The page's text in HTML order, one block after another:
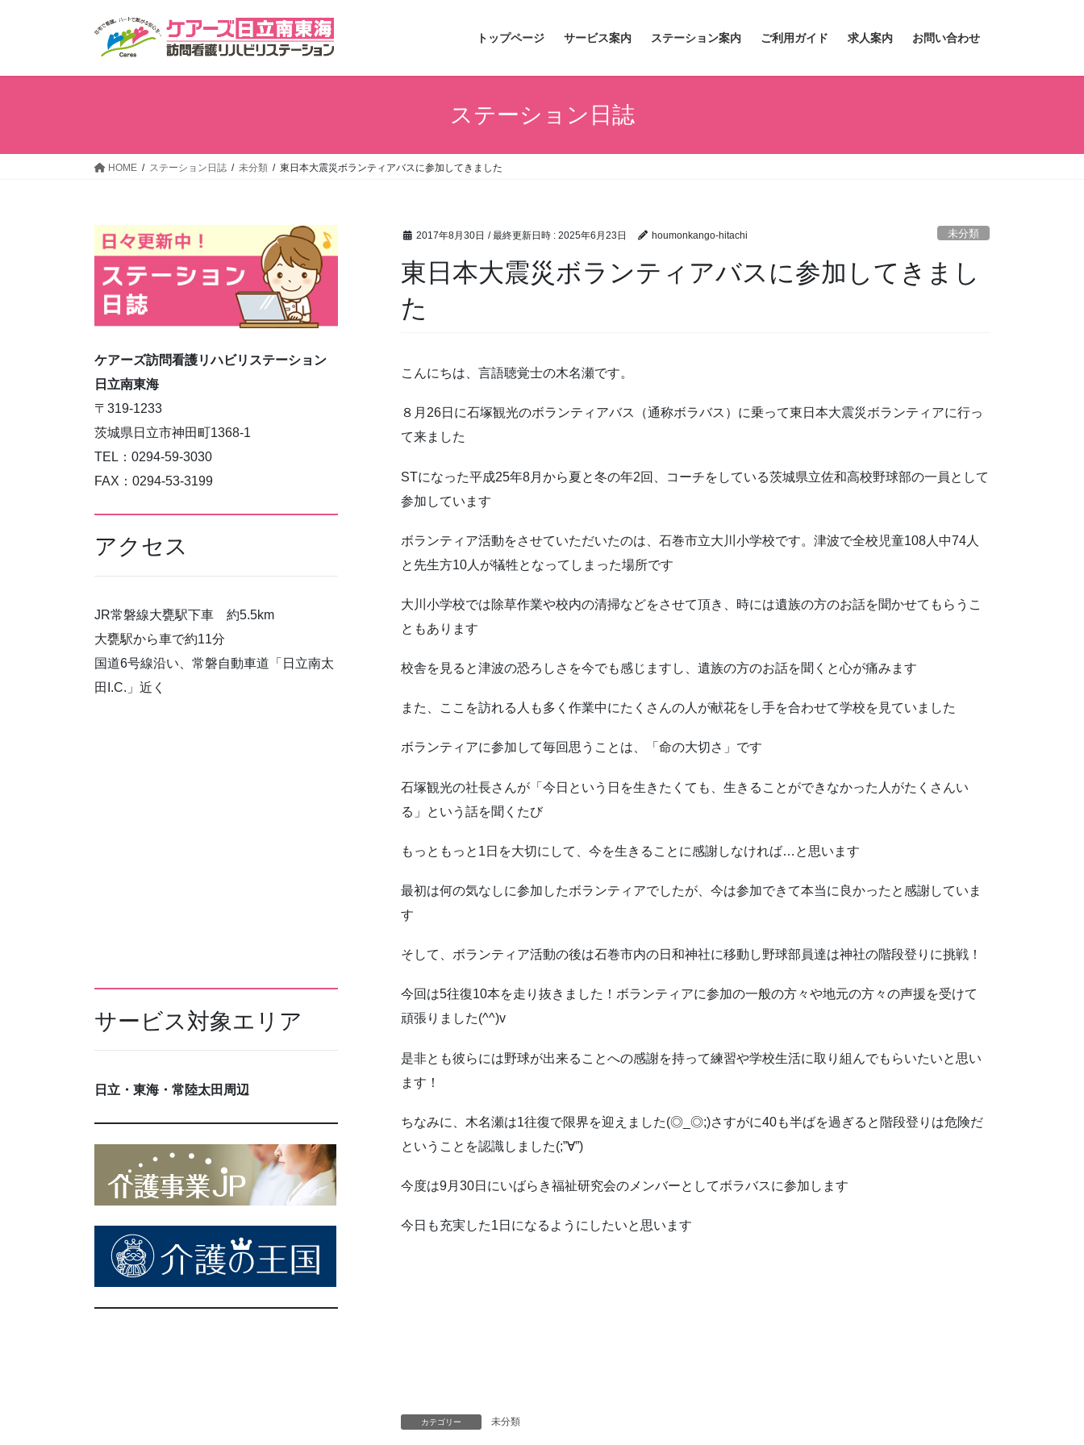
トップページ サービス案内 ステーション案内 ご利用ガイド 求人案内 お問い合わせ
ステーション日誌
HOME ステーション日誌 未分類 東日本大震災ボランティアバスに参加してきました
2017年8月30日 / 最終更新日時 : 2025年6月23日 houmonkango-hitachi 未分類
東日本大震災ボランティアバスに参加してきまし
た
こんにちは、言語聴覚士の木名瀬です。
８月26日に石塚観光のボランティアバス（通称ボラバス）に乗って東日本大震災ボランティアに行っ
て来ました
STになった平成25年8月から夏と冬の年2回、コーチをしている茨城県立佐和高校野球部の一員として
参加しています
ボランティア活動をさせていただいたのは、石巻市立大川小学校です。津波で全校児童108人中74人
と先生方10人が犠牲となってしまった場所です
大川小学校では除草作業や校内の清掃などをさせて頂き、時には遺族の方のお話を聞かせてもらうこ
ともあります
校舎を見ると津波の恐ろしさを今でも感じますし、遺族の方のお話を聞くと心が痛みます
また、ここを訪れる人も多く作業中にたくさんの人が献花をし手を合わせて学校を見ていました
ボランティアに参加して毎回思うことは、「命の大切さ」です
石塚観光の社長さんが「今日という日を生きたくても、生きることができなかった人がたくさんい
る」という話を聞くたび
もっともっと1日を大切にして、今を生きることに感謝しなければ…と思います
最初は何の気なしに参加したボランティアでしたが、今は参加できて本当に良かったと感謝していま
す
そして、ボランティア活動の後は石巻市内の日和神社に移動し野球部員達は神社の階段登りに挑戦！
今回は5往復10本を走り抜きました！ボランティアに参加の一般の方々や地元の方々の声援を受けて
頑張りました(^^)v
是非とも彼らには野球が出来ることへの感謝を持って練習や学校生活に取り組んでもらいたいと思い
ます！
ちなみに、木名瀬は1往復で限界を迎えました(◎_◎;)さすがに40も半ばを過ぎると階段登りは危険だ
ということを認識しました(;”∀”)
今度は9月30日にいばらき福祉研究会のメンバーとしてボラバスに参加します
今日も充実した1日になるようにしたいと思います
カテゴリー 未分類
ケアーズ訪問看護リハビリステーション
日立南東海
〒319-1233
茨城県日立市神田町1368-1
TEL：0294-59-3030
FAX：0294-53-3199
アクセス
JR常磐線大甕駅下車 約5.5km
大甕駅から車で約11分
国道6号線沿い、常磐自動車道「日立南太
田I.C.」近く
サービス対象エリア
日立・東海・常陸太田周辺